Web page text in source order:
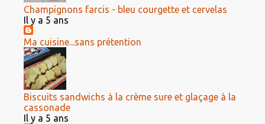
Champignons farcis - bleu courgette et cervelas
Il y a 5 ans
Ma cuisine...sans prétention
Biscuits sandwichs à la crème sure et glaçage à la
cassonade
Il y a 5 ans